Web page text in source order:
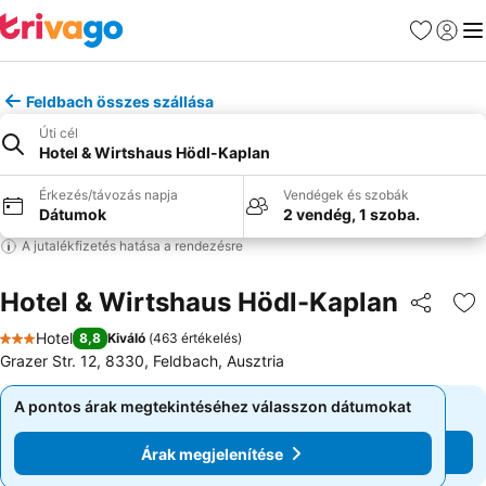
Kedvencek
Feldbach összes szállása
Úti cél
Hotel & Wirtshaus Hödl-Kaplan
Érkezés/távozás napja
Dátumok
Vendégek és szobák
2 vendég, 1 szoba.
A jutalékfizetés hatása a rendezésre
Hotel & Wirtshaus Hödl-Kaplan
3 Kategória
Hotel 8,8 Kiváló (463 értékelés)
Grazer Str. 12, 8330, Feldbach, Ausztria
A pontos árak megtekintéséhez válasszon dátumokat
Árak megjelenítése
A pontos árak megtekintéséhez válasszon dátumokat
Árak megjelenítése